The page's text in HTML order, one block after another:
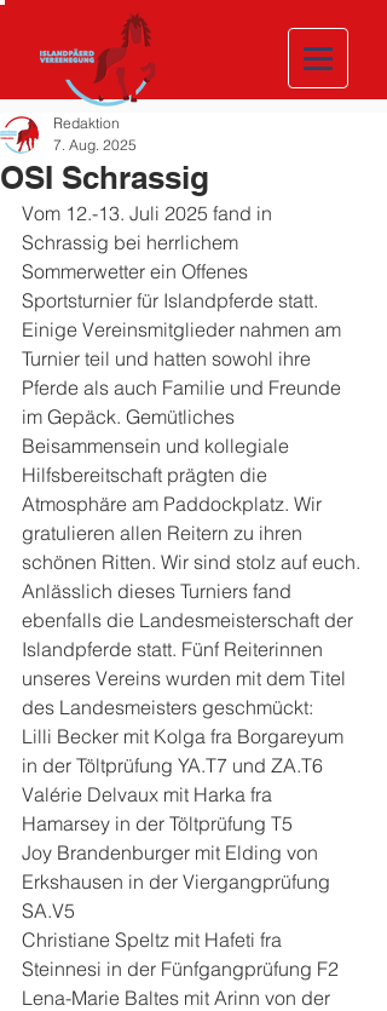
OSI Schrassig
Redaktion
7. Aug. 2025
Vom 12.-13. Juli 2025 fand in
Schrassig bei herrlichem
Sommerwetter ein Offenes
Sportsturnier für Islandpferde statt.
Einige Vereinsmitglieder nahmen am
Turnier teil und hatten sowohl ihre
Pferde als auch Familie und Freunde
im Gepäck. Gemütliches
Beisammensein und kollegiale
Hilfsbereitschaft prägten die
Atmosphäre am Paddockplatz. Wir
gratulieren allen Reitern zu ihren
schönen Ritten. Wir sind stolz auf euch.
Anlässlich dieses Turniers fand
ebenfalls die Landesmeisterschaft der
Islandpferde statt. Fünf Reiterinnen
unseres Vereins wurden mit dem Titel
des Landesmeisters geschmückt:
Lilli Becker mit Kolga fra Borgareyum
in der Töltprüfung YA.T7 und ZA.T6
Valérie Delvaux mit Harka fra
Hamarsey in der Töltprüfung T5
Joy Brandenburger mit Elding von
Erkshausen in der Viergangprüfung
SA.V5
Christiane Speltz mit Hafeti fra
Steinnesi in der Fünfgangprüfung F2
Lena-Marie Baltes mit Arinn von der